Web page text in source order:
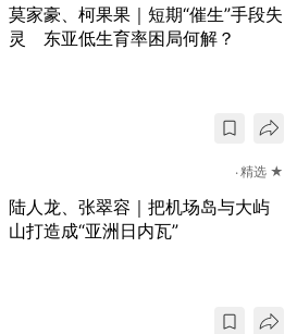
莫家豪、柯果果｜短期“催生”手段失
灵 东亚低生育率困局何解？
精选 ★
陆人龙、张翠容｜把机场岛与大屿
山打造成“亚洲日内瓦”